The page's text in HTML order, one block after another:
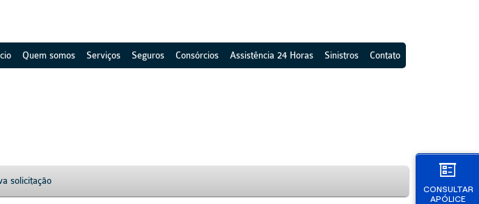
CONSULTAR
APÓLICE
Quem somos Serviços Seguros Consórcios Assistência 24 Horas Sinistros Contato
solicitação